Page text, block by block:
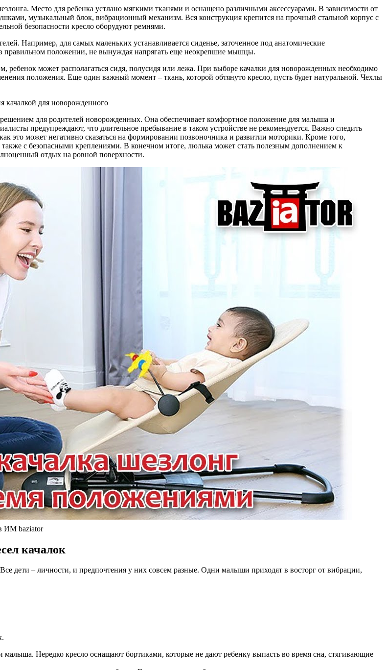
Место для ребенка устлано мягкими тканями и оснащено различными аксессуарами. В зависимости от
музыкальный блок, вибрационный механизм. Вся конструкция крепится на прочный стальной корпус с
безопасности кресло оборудуют ремнями.
Например, для самых маленьких устанавливается сиденье, заточенное под анатомические
правильном положении, не вынуждая напрягать еще неокрепшие мышцы.
ребенок может располагаться сидя, полусидя или лежа. При выборе качалки для новорожденных необходимо
положения. Еще один важный момент – ткань, которой обтянуто кресло, пусть будет натуральной. Чехлы
для родителей новорожденных. Она обеспечивает комфортное положение для малыша и
предупреждают, что длительное пребывание в таком устройстве не рекомендуется. Важно следить
это может негативно сказаться на формировании позвоночника и развитии моторики. Кроме того,
с безопасными креплениями. В конечном итоге, люлька может стать полезным дополнением к
отдых на ровной поверхности.
ИМ baziator
качалок
дети – личности, и предпочтения у них совсем разные. Одни малыши приходят в восторг от вибрации,
малыша. Нередко кресло оснащают бортиками, которые не дают ребенку выпасть во время сна, стягивающие